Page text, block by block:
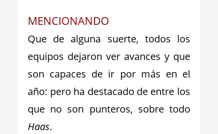
MENCIONANDO
Que de alguna suerte, todos los
equipos dejaron ver avances y que
son capaces de ir por más en el
año: pero ha destacado de entre los
que no son punteros, sobre todo
Haas.